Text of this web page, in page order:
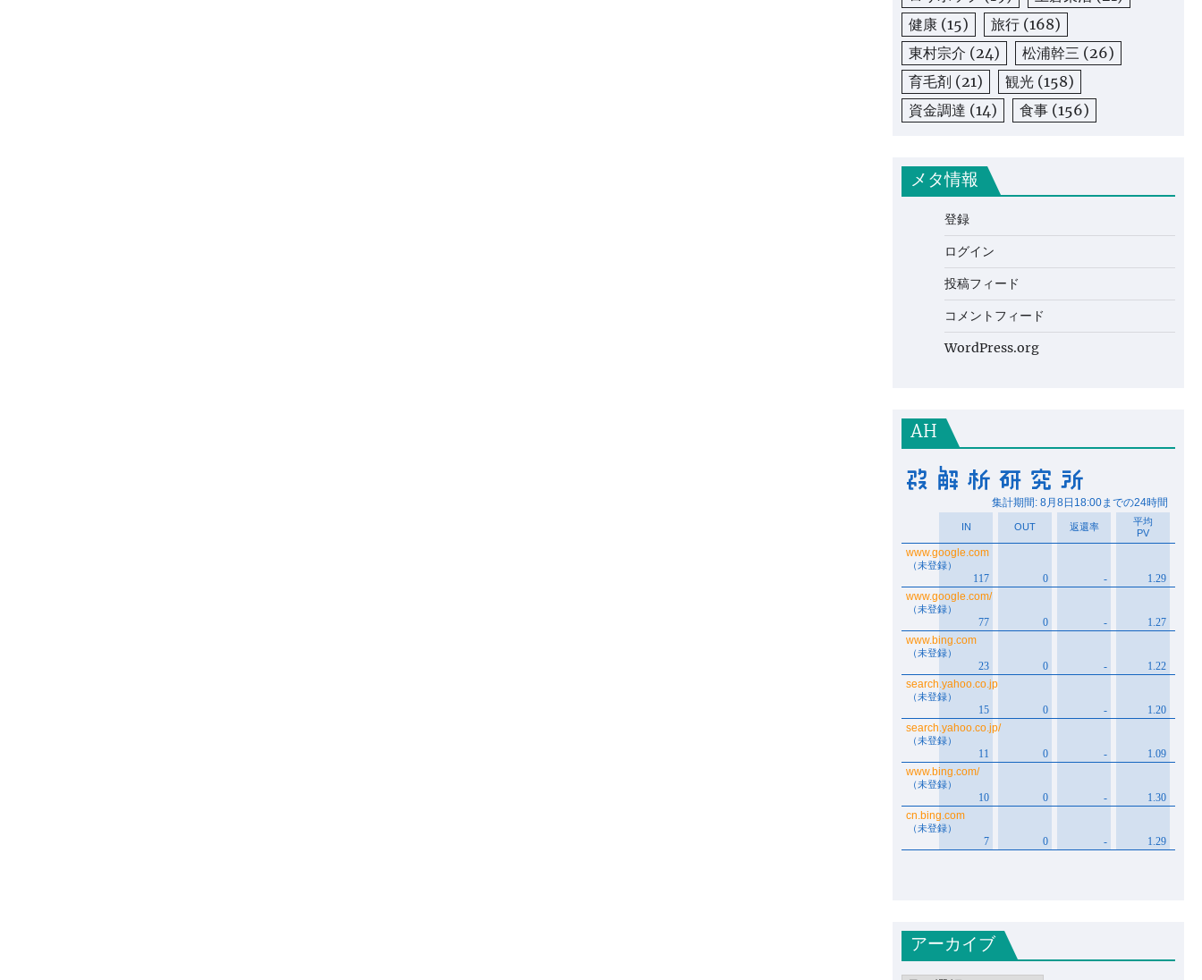
健康 (15) 旅行 (168)
東村宗介 (24) 松浦幹三 (26)
育毛剤 (21) 観光 (158)
資金調達 (14) 食事 (156)
メタ情報
登録
ログイン
投稿フィード
コメントフィード
WordPress.org
AH
アーカイブ